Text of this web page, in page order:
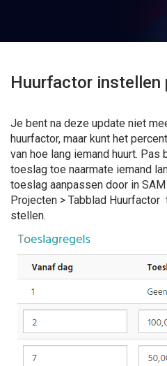
Huurfactor instellen
Je bent na deze update niet
huurfactor, maar kunt het
van hoe lang iemand huurt.
toeslag toe naarmate iemand
toeslag aanpassen door in
Projecten > Tabblad
stellen.